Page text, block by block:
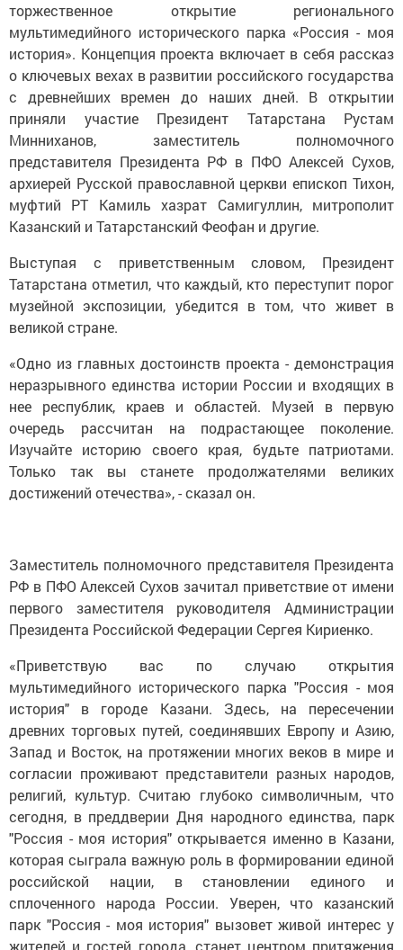
торжественное открытие регионального
мультимедийного исторического парка «Россия - моя
история». Концепция проекта включает в себя рассказ
о ключевых вехах в развитии российского государства
с древнейших времен до наших дней. В открытии
приняли участие Президент Татарстана Рустам
Минниханов, заместитель полномочного
представителя Президента РФ в ПФО Алексей Сухов,
архиерей Русской православной церкви епископ Тихон,
муфтий РТ Камиль хазрат Самигуллин, митрополит
Казанский и Татарстанский Феофан и другие.
Выступая с приветственным словом, Президент
Татарстана отметил, что каждый, кто переступит порог
музейной экспозиции, убедится в том, что живет в
великой стране.
«Одно из главных достоинств проекта - демонстрация
неразрывного единства истории России и входящих в
нее республик, краев и областей. Музей в первую
очередь рассчитан на подрастающее поколение.
Изучайте историю своего края, будьте патриотами.
Только так вы станете продолжателями великих
достижений отечества», - сказал он.
Заместитель полномочного представителя Президента
РФ в ПФО Алексей Сухов зачитал приветствие от имени
первого заместителя руководителя Администрации
Президента Российской Федерации Сергея Кириенко.
«Приветствую вас по случаю открытия
мультимедийного исторического парка "Россия - моя
история" в городе Казани. Здесь, на пересечении
древних торговых путей, соединявших Европу и Азию,
Запад и Восток, на протяжении многих веков в мире и
согласии проживают представители разных народов,
религий, культур. Считаю глубоко символичным, что
сегодня, в преддверии Дня народного единства, парк
"Россия - моя история" открывается именно в Казани,
которая сыграла важную роль в формировании единой
российской нации, в становлении единого и
сплоченного народа России. Уверен, что казанский
парк "Россия - моя история" вызовет живой интерес у
жителей и гостей города, станет центром притяжения